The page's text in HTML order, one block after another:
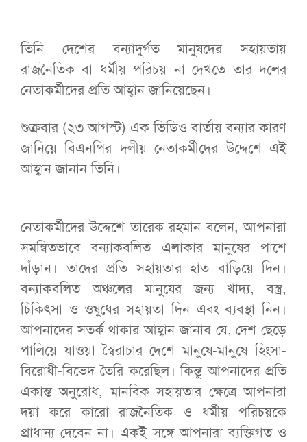
তিনি দেশের বন্যাদুর্গত মানুষদের সহায়তায়
রাজনৈতিক বা ধর্মীয় পরিচয় না দেখতে তার দলের
নেতাকর্মীদের প্রতি আহ্বান জানিয়েছেন।
শুক্রবার (২৩ আগস্ট) এক ভিডিও বার্তায় বন্যার কারণ
জানিয়ে বিএনপির দলীয় নেতাকর্মীদের উদ্দেশে এই
আহ্বান জানান তিনি।
নেতাকর্মীদের উদ্দেশে তারেক রহমান বলেন, আপনারা
সমন্বিতভাবে বন্যাকবলিত এলাকার মানুষের পাশে
দাঁড়ান। তাদের প্রতি সহায়তার হাত বাড়িয়ে দিন।
বন্যাকবলিত অঞ্চলের মানুষের জন্য খাদ্য, বস্ত্র,
চিকিৎসা ও ওষুধের সহায়তা দিন এবং ব্যবস্থা নিন।
আপনাদের সতর্ক থাকার আহ্বান জানাব যে, দেশ ছেড়ে
পালিয়ে যাওয়া স্বৈরাচার দেশে মানুষে-মানুষে হিংসা-
বিরোধী-বিভেদ তৈরি করেছিল। কিন্তু আপনাদের প্রতি
একান্ত অনুরোধ, মানবিক সহায়তার ক্ষেত্রে আপনারা
দয়া করে কারো রাজনৈতিক ও ধর্মীয় পরিচয়কে
প্রাধান্য দেবেন না। একই সঙ্গে আপনারা ব্যক্তিগত ও